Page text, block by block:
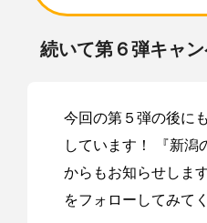
続いて第６弾キャ
今回の第５弾の後に
しています！ 『新潟
からもお知らせしま
をフォローしてみて